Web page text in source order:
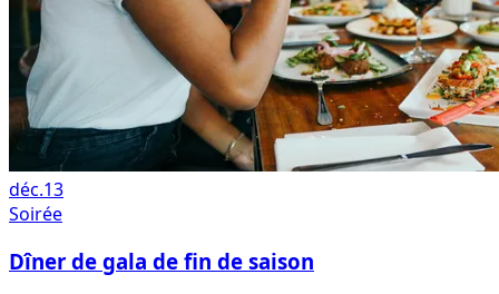
déc.13
Soirée
Dîner de gala de fin de saison